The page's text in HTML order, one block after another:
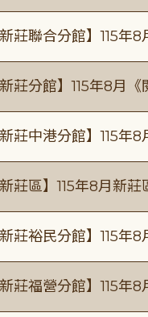
新莊聯合分館】115
新莊分館】115年8月
新莊中港分館】115
新莊區】115年8月新
新莊裕民分館】115年
新莊福營分館】115年